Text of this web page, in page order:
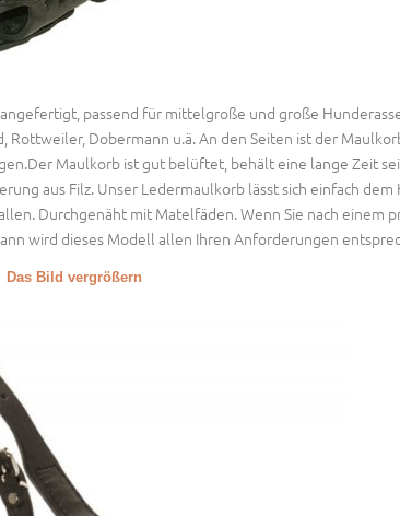
passend für mittelgroße und große
Rottweiler, Dobermann u.ä. An den Seiten ist der
Maulkorb ist gut belüftet, behält eine lange Zeit
aus Filz. Unser Ledermaulkorb lässt sich einfach dem
Durchgenäht mit Matelfäden. Wenn Sie nach einem
wird dieses Modell allen Ihren Anforderungen
Das Bild vergrößern